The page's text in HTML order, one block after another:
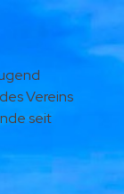
Vereins
seit